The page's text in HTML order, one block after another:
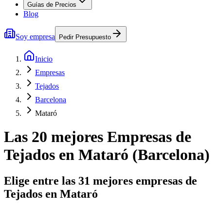
Guías de Precios
Blog
Soy empresa Pedir Presupuesto
Inicio
Empresas
Tejados
Barcelona
Mataró
Las 20 mejores Empresas de
Tejados en Mataró (Barcelona)
Elige entre las 31 mejores empresas de
Tejados en Mataró